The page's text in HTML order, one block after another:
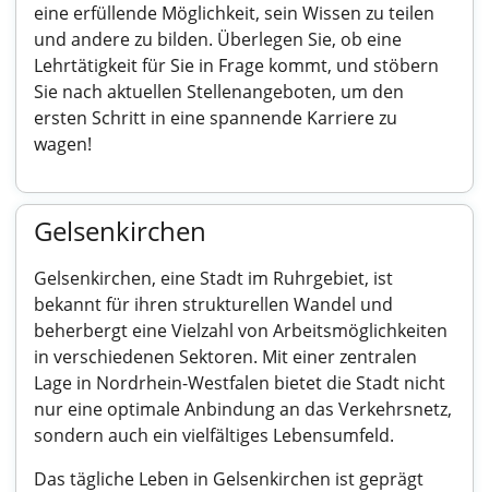
eine erfüllende Möglichkeit, sein Wissen zu teilen
und andere zu bilden. Überlegen Sie, ob eine
Lehrtätigkeit für Sie in Frage kommt, und stöbern
Sie nach aktuellen Stellenangeboten, um den
ersten Schritt in eine spannende Karriere zu
wagen!
Gelsenkirchen
Gelsenkirchen, eine Stadt im Ruhrgebiet, ist
bekannt für ihren strukturellen Wandel und
beherbergt eine Vielzahl von Arbeitsmöglichkeiten
in verschiedenen Sektoren. Mit einer zentralen
Lage in Nordrhein-Westfalen bietet die Stadt nicht
nur eine optimale Anbindung an das Verkehrsnetz,
sondern auch ein vielfältiges Lebensumfeld.
Das tägliche Leben in Gelsenkirchen ist geprägt